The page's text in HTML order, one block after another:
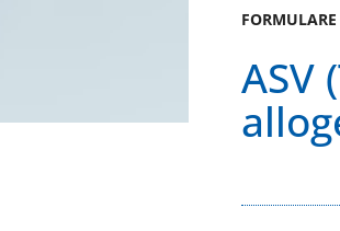
FORMULARE
ASV